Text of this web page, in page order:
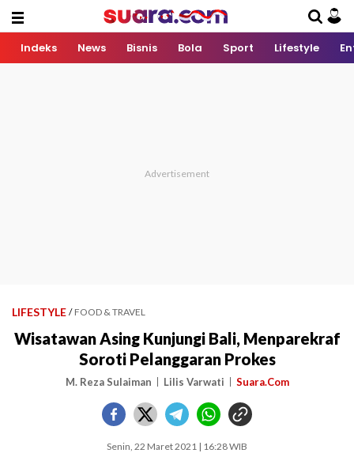
Indeks News Bisnis Bola Sport Lifestyle
LIFESTYLE / FOOD & TRAVEL
Wisatawan Asing Kunjungi Bali, Menparekraf
Soroti Pelanggaran Prokes
M. Reza Sulaiman Lilis Varwati Suara.Com
Senin, 22 Maret 2021 | 16:28 WIB